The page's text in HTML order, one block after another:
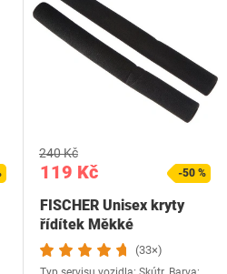
119 Kč
240 Kč
-50 %
FISCHER Unisex kryty
řídítek Měkké
multifunkční kryty…
(33×)